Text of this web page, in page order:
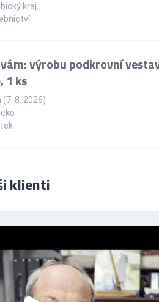
kraj
výrobu podkrovní
1 ks
(7. 8. 2026)
klienti